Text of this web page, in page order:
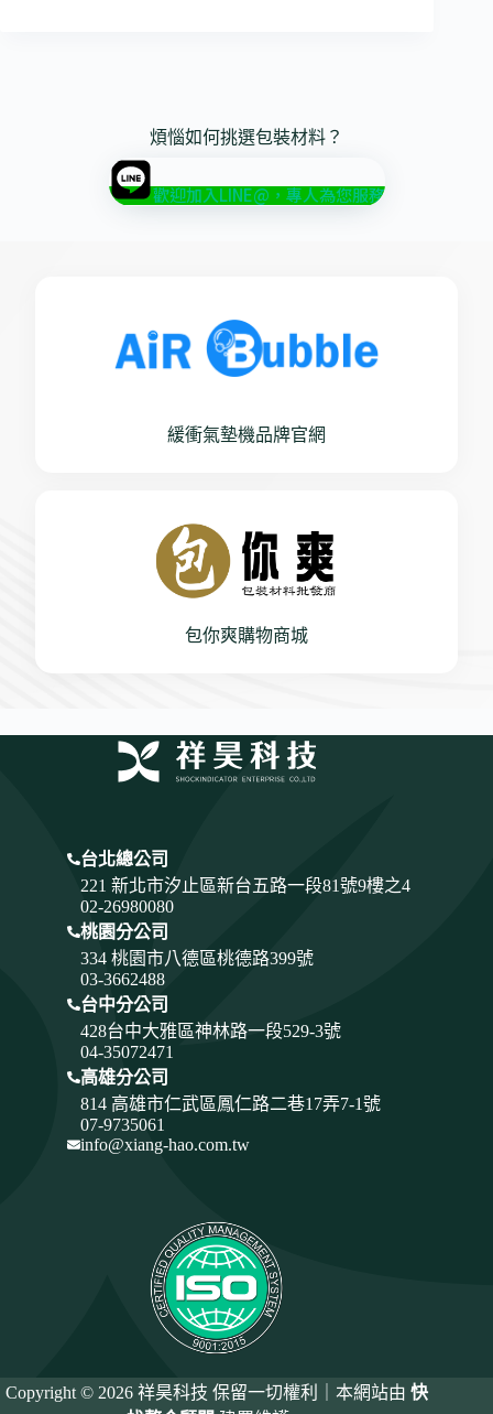
煩惱如何挑選包裝材料？
歡迎加入LINE@，專人為您服務
緩衝氣墊機品牌官網
包你爽購物商城
台北總公司
221 新北市汐止區新台五路一段81號9樓之4
02-26980080
桃園分公司
334 桃園市八德區桃德路399號
03-3662488
台中分公司
428台中大雅區神林路一段529-3號
04-35072471
高雄分公司
814 高雄市仁武區鳳仁路二巷17弄7-1號
07-9735061
info@xiang-hao.com.tw
Copyright © 2026 祥昊科技 保留一切權利｜本網站由快